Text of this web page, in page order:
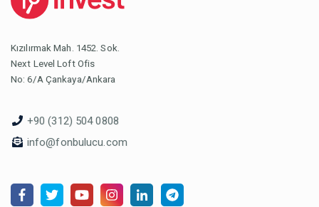
Kızılırmak Mah. 1452. Sok.
Next Level Loft Ofis
No: 6/A Çankaya/Ankara
+90 (312) 504 0808
info@fonbulucu.com